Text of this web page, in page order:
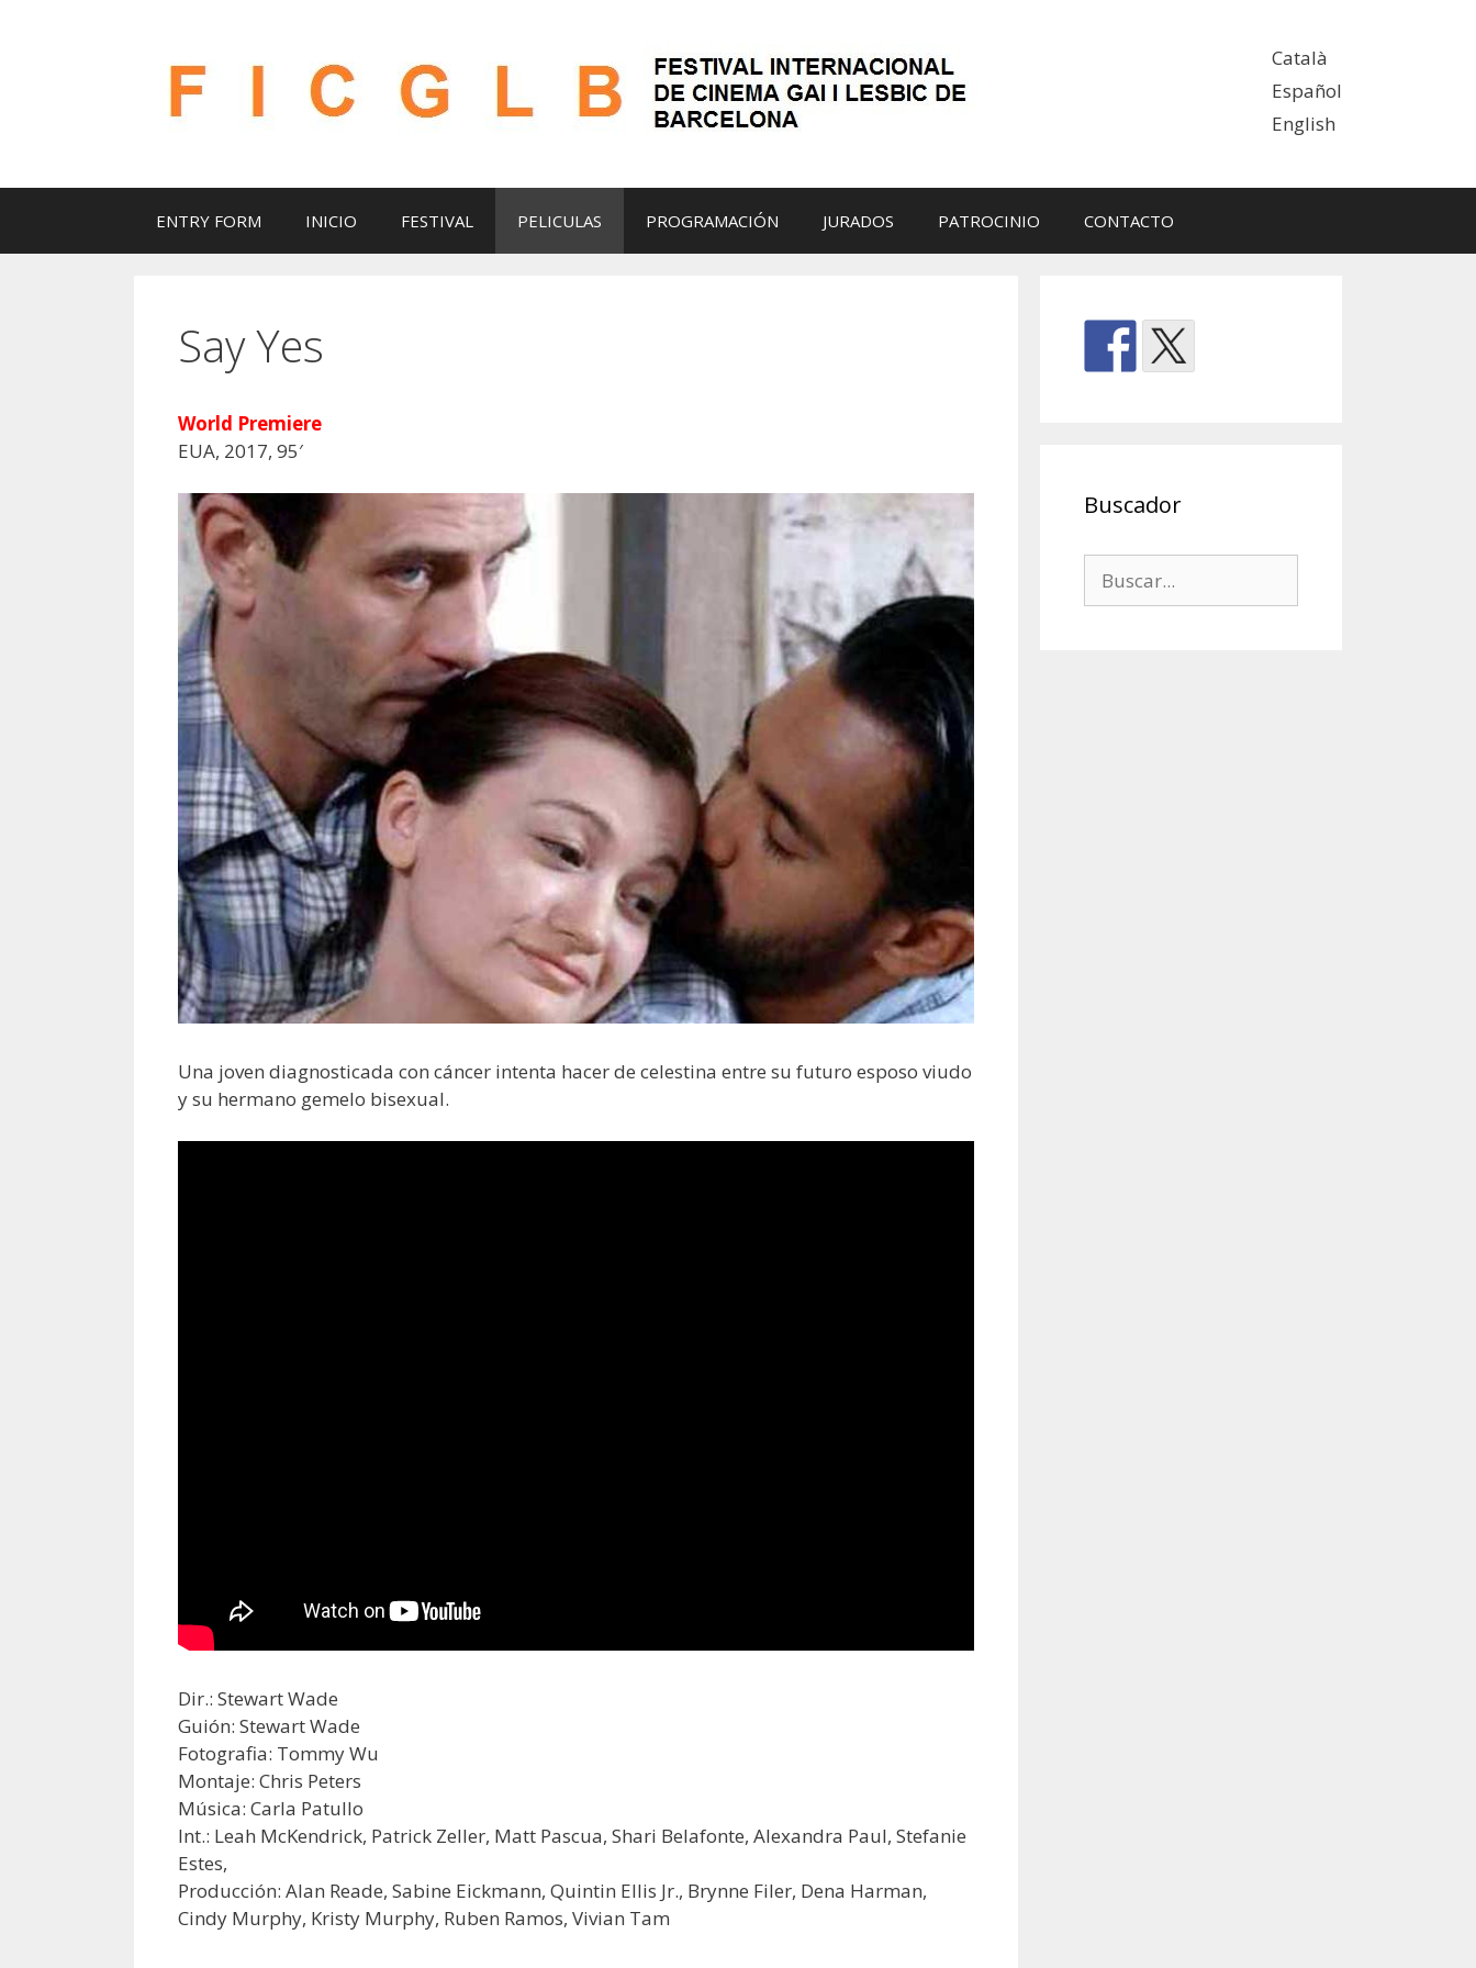
Català
Español
English
ENTRY FORM INICIO FESTIVAL PELICULAS PROGRAMACIÓN JURADOS PATROCINIO CONTACTO
Say Yes
World Premiere
EUA, 2017, 95′
Una joven diagnosticada con cáncer intenta hacer de celestina entre su futuro esposo viudo
y su hermano gemelo bisexual.
Dir.: Stewart Wade
Guión: Stewart Wade
Fotografia: Tommy Wu
Montaje: Chris Peters
Música: Carla Patullo
Int.: Leah McKendrick, Patrick Zeller, Matt Pascua, Shari Belafonte, Alexandra Paul, Stefanie
Estes,
Producción: Alan Reade, Sabine Eickmann, Quintin Ellis Jr., Brynne Filer, Dena Harman,
Cindy Murphy, Kristy Murphy, Ruben Ramos, Vivian Tam
Buscador